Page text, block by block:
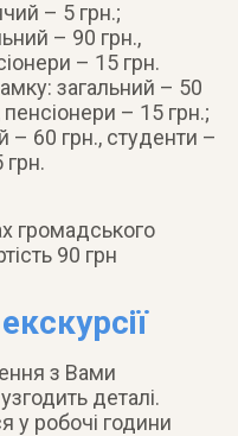
– 5 грн.;
– 90 грн.,
– 15 грн.
загальний – 50
пенсіонери – 15 грн.;
– 60 грн., студенти –
грн.
громадського
90 грн
з Вами
деталі.
у робочі години